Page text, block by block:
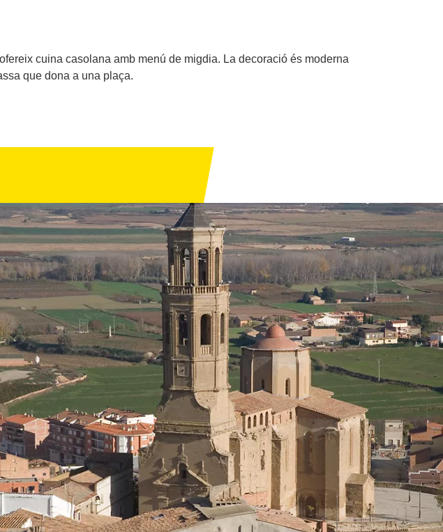
cuina casolana amb menú de migdia. La decoració és moderna
que dona a una plaça.